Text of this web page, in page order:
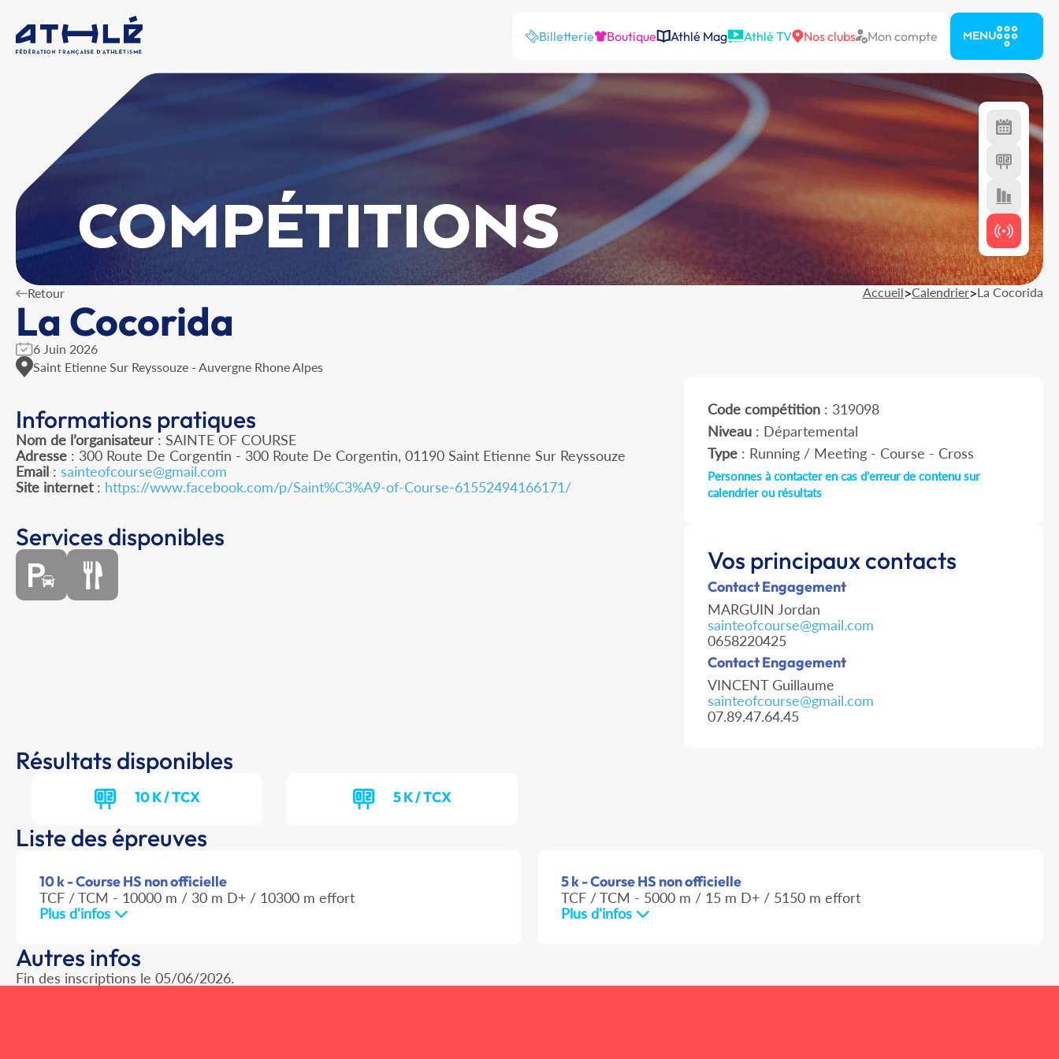
Billetterie Boutique Athlé Mag Athlé TV Nos clubs Mon compte MENU
COMPÉTITIONS
Retour Accueil>Calendrier>La Cocorida
La Cocorida
6 Juin 2026
Saint Etienne Sur Reyssouze - Auvergne Rhone Alpes
Informations pratiques
Nom de l’organisateur : SAINTE OF COURSE
Adresse : 300 Route De Corgentin - 300 Route De Corgentin, 01190 Saint Etienne Sur Reyssouze
Email : sainteofcourse@gmail.com
Site internet: https://www.facebook.com/p/Saint%C3%A9-of-Course-61552494166171/
Code compétition: 319098
Niveau: Départemental
Type: Running / Meeting - Course - Cross
Personnes à contacter en cas d'erreur de contenu sur
calendrier ou résultats
Services disponibles
Vos principaux contacts
Contact Engagement
MARGUIN Jordan
sainteofcourse@gmail.com
0658220425
Contact Engagement
VINCENT Guillaume
sainteofcourse@gmail.com
07.89.47.64.45
Résultats disponibles
10 K / TCX 5 K / TCX
Liste des épreuves
10 k - Course HS non officielle
TCF / TCM - 10000 m / 30 m D+ / 10300 m effort
Plus d'infos
5 k - Course HS non officielle
TCF / TCM - 5000 m / 15 m D+ / 5150 m effort
Plus d'infos
Autres infos
Fin des inscriptions le 05/06/2026.